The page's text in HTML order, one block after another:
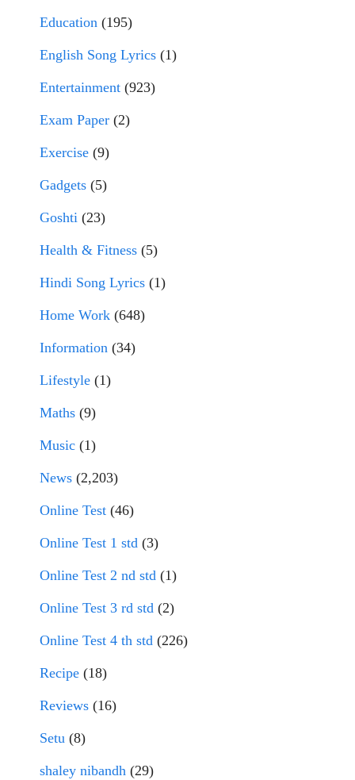
Education (195)
English Song Lyrics (1)
Entertainment (923)
Exam Paper (2)
Exercise (9)
Gadgets (5)
Goshti (23)
Health & Fitness (5)
Hindi Song Lyrics (1)
Home Work (648)
Information (34)
Lifestyle (1)
Maths (9)
Music (1)
News (2,203)
Online Test (46)
Online Test 1 std (3)
Online Test 2 nd std (1)
Online Test 3 rd std (2)
Online Test 4 th std (226)
Recipe (18)
Reviews (16)
Setu (8)
shaley nibandh (29)